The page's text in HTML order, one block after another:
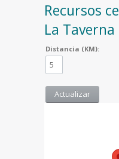
Recursos
La
Distancia (KM):